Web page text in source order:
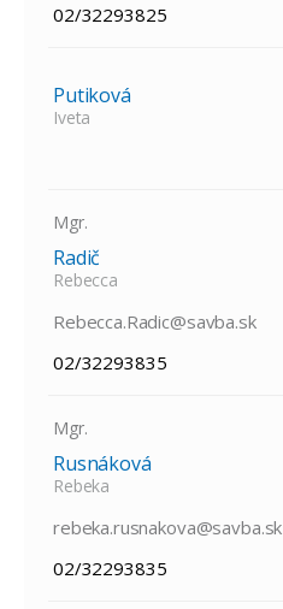
02/32293825
Putiková
Iveta
Mgr.
Radič
Rebecca
Rebecca.Radic@savba.sk
02/32293835
Mgr.
Rusnáková
Rebeka
rebeka.rusnakova@savba.sk
02/32293835